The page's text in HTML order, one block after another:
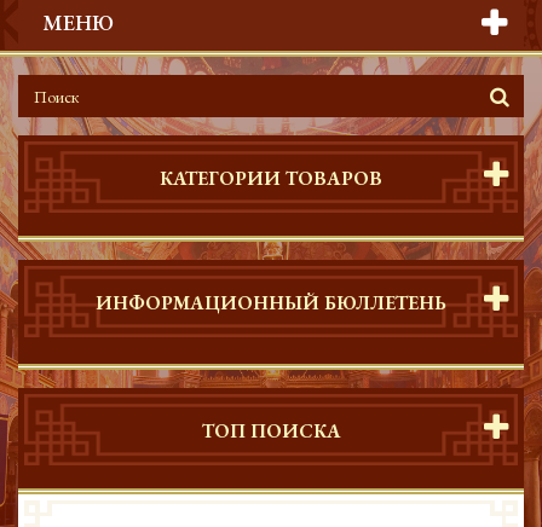
МЕНЮ
КАТЕГОРИИ ТОВАРОВ
ИНФОРМАЦИОННЫЙ БЮЛЛЕТЕНЬ
ТОП ПОИСКА